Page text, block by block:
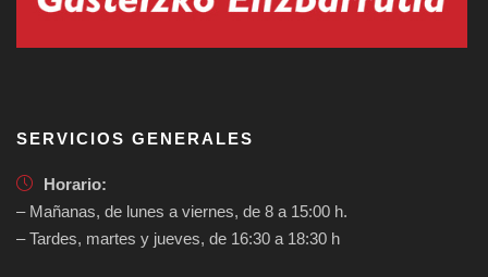
SERVICIOS GENERALES
Horario:
– Mañanas, de lunes a viernes, de 8 a 15:00 h.
– Tardes, martes y jueves, de 16:30 a 18:30 h